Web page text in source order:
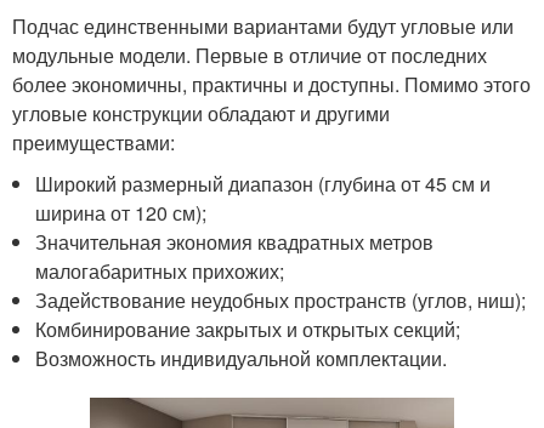
Подчас единственными вариантами будут угловые или
модульные модели. Первые в отличие от последних
более экономичны, практичны и доступны. Помимо этого
угловые конструкции обладают и другими
преимуществами:
Широкий размерный диапазон (глубина от 45 см и
ширина от 120 см);
Значительная экономия квадратных метров
малогабаритных прихожих;
Задействование неудобных пространств (углов, ниш);
Комбинирование закрытых и открытых секций;
Возможность индивидуальной комплектации.